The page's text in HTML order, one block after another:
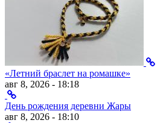
«Летний браслет на ромашке»
авг 8, 2026 - 18:18
День рождения деревни Жары
авг 8, 2026 - 18:10